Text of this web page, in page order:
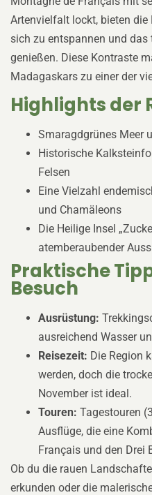
Artenvielfalt lockt, bieten die
sich zu entspannen und das
genießen. Diese Kontraste
Madagaskars zu einer der
Highlights der
Smaragdgrünes Meer
Historische
Felsen
Eine Vielzahl
und Chamäleons
Die Heilige Insel
atemberaubender
Praktische
Besuch
Ausrüstung:
ausreichend Wasser
Reisezeit: Die Region
werden, doch die
November ist ideal.
Touren: Tagestouren
Ausflüge, die eine
Français und den Drei
Ob du die rauen
erkunden oder die